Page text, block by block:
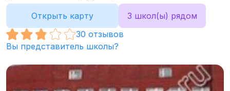
Открыть карту
3 школ(ы) рядом
30 отзывов
Вы представитель школы?